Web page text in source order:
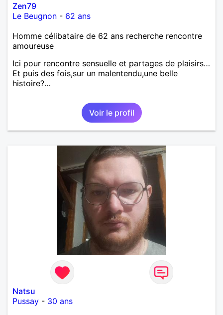
Zen79
Le Beugnon - 62 ans
Homme célibataire de 62 ans recherche rencontre
amoureuse
Ici pour rencontre sensuelle et partages de plaisirs…
Et puis des fois,sur un malentendu,une belle
histoire?…
Voir le profil
Natsu
Pussay - 30 ans